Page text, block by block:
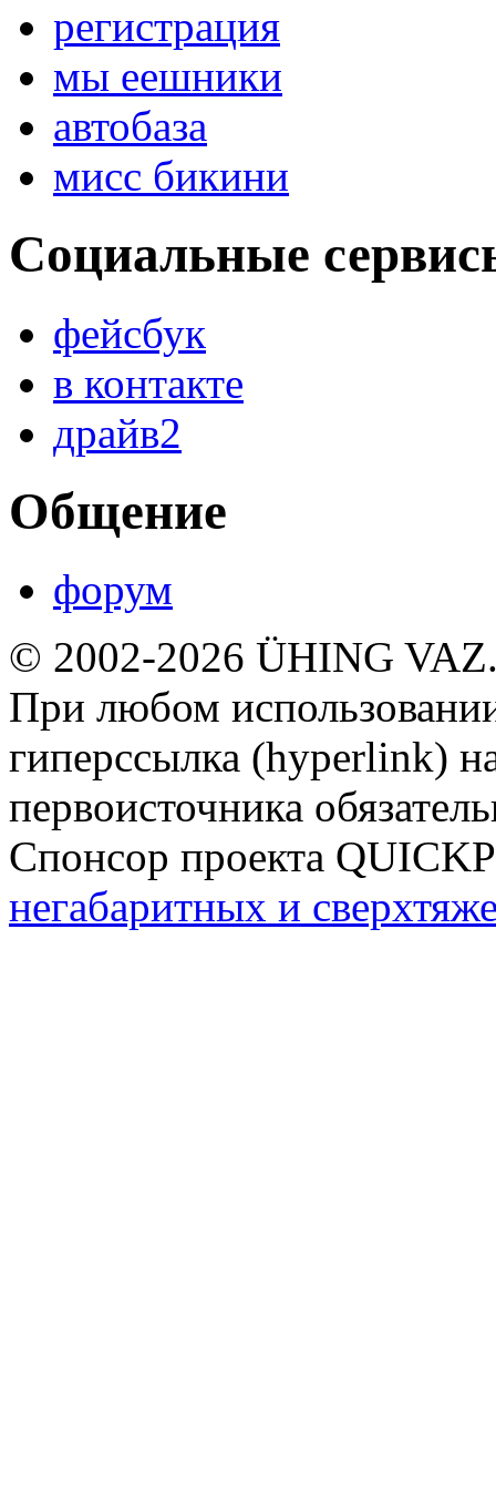
регистрация
мы еешники
автобаза
мисс бикини
Социальные
фейсбук
в контакте
драйв2
Общение
форум
© 2002-2026 ÜHING
При любом
гиперссылка (hyperlink)
первоисточника
Спонсор проекта
негабаритных и